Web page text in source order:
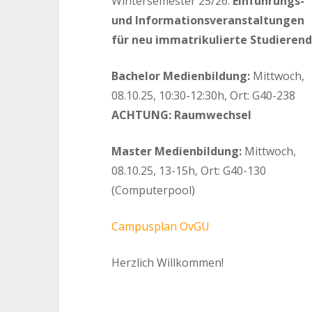
und Informationsveranstaltungen
für neu immatrikulierte
Bachelor Medienbildung: Mittwoch,
08.10.25, 10:30-12:30h, Ort: G40-238
ACHTUNG: Raumwechsel
Master Medienbildung: Mittwoch,
08.10.25, 13-15h, Ort: G40-130
(Computerpool)
Campusplan OvGU
Herzlich Willkommen!